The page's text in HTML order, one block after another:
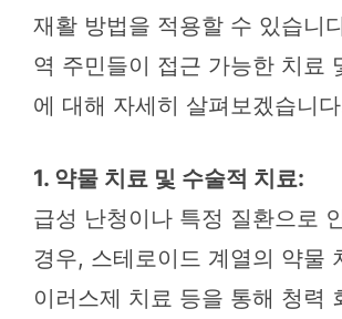
재활 방법을 적용할 수 있습니
역 주민들이 접근 가능한 치료
에 대해 자세히 살펴보겠습니
1. 약물 치료 및 수술적 치료:
급성 난청이나 특정 질환으로
경우, 스테로이드 계열의 약물
이러스제 치료 등을 통해 청력